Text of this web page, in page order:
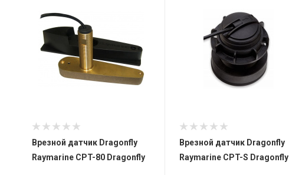
Врезной датчик Dragonfly
Raymarine CPT-80 Dragonfly
Врезной датчик Dragonfly
Raymarine CPT-S Dragonfly